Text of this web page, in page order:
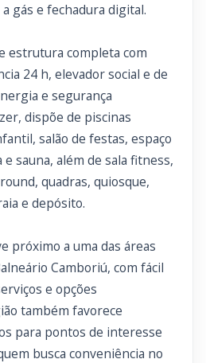
gás e fechadura digital.
estrutura completa com
24 h, elevador social e de
e segurança
dispõe de piscinas
salão de festas, espaço
sauna, além de sala fitness,
quadras, quiosque,
e depósito.
próximo a uma das áreas
Camboriú, com fácil
e opções
também favorece
para pontos de interesse
busca conveniência no